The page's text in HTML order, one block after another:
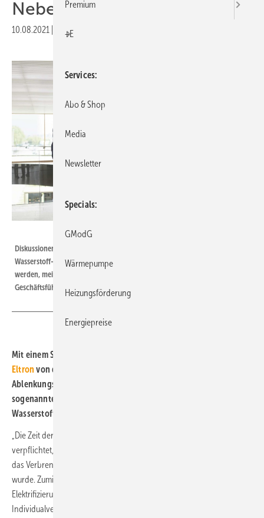
Nebelkerzen!“
10.08.2021 Druckvorschau
Diskussionen um sogenannte Übergangstechnologien bis hin zu Grünen-
Wasserstoff-Phantasien, sind Ablenkungsmanöver und müssen beendet
werden, meinen Dr. Kai Schiefelbein und Dr. Nicholas Matten,
Geschäftsführung Stiebel Eltron.
Mit einem Standpunkt fordert das Unternehmen
Eltron von der Branche und der Politik für den Wärmemarkt
Ablenkungsmanöver mit Nebelkerzen-Diskussionen um
sogenannte Übergangstechnologien bis hin zu Grünen-
Wasserstoff-Phantasien zu beenden:
„Die Zeit der fossilen Verbrenner läuft ab. Deutschland hat sich
verpflichtet, 2045 klimaneutral zu sein – das funktioniert nur, wenn
das Verbrennen von Öl und Gas dann weitestgehend eingestellt
wurde. Zumindest gilt das für die Bereiche, in denen eine
Elektrifizierung bereits heute problemlos möglich ist:
Individualverkehr und häuslicher Wärmemarkt.
Premium
+E
Services
Abo & Shop
Media
Newsletter
Specials
GModG
Wärmepumpe
Heizungsförderung
Energiepreise